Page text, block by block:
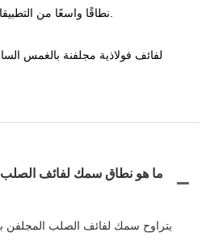
◎ لفائف فولاذية مجلفنة بالغمس الساخن
ما هو نطاق سمك لفائف الصلب
يتراوح سمك لفائف الصلب